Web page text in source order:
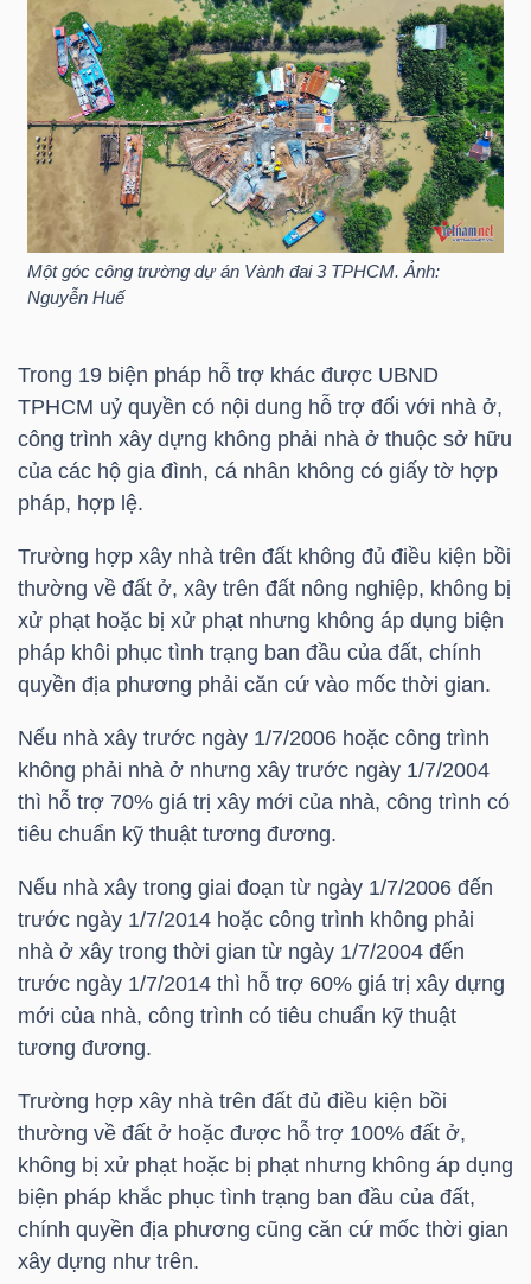
Một góc công trường dự án Vành đai 3 TPHCM. Ảnh:
Nguyễn Huế
Trong 19 biện pháp hỗ trợ khác được UBND
TPHCM uỷ quyền có nội dung hỗ trợ đối với nhà ở,
công trình xây dựng không phải nhà ở thuộc sở hữu
của các hộ gia đình, cá nhân không có giấy tờ hợp
pháp, hợp lệ.
Trường hợp xây nhà trên đất không đủ điều kiện bồi
thường về đất ở, xây trên đất nông nghiệp, không bị
xử phạt hoặc bị xử phạt nhưng không áp dụng biện
pháp khôi phục tình trạng ban đầu của đất, chính
quyền địa phương phải căn cứ vào mốc thời gian.
Nếu nhà xây trước ngày 1/7/2006 hoặc công trình
không phải nhà ở nhưng xây trước ngày 1/7/2004
thì hỗ trợ 70% giá trị xây mới của nhà, công trình có
tiêu chuẩn kỹ thuật tương đương.
Nếu nhà xây trong giai đoạn từ ngày 1/7/2006 đến
trước ngày 1/7/2014 hoặc công trình không phải
nhà ở xây trong thời gian từ ngày 1/7/2004 đến
trước ngày 1/7/2014 thì hỗ trợ 60% giá trị xây dựng
mới của nhà, công trình có tiêu chuẩn kỹ thuật
tương đương.
Trường hợp xây nhà trên đất đủ điều kiện bồi
thường về đất ở hoặc được hỗ trợ 100% đất ở,
không bị xử phạt hoặc bị phạt nhưng không áp dụng
biện pháp khắc phục tình trạng ban đầu của đất,
chính quyền địa phương cũng căn cứ mốc thời gian
xây dựng như trên.
ĐÔNG
DƯƠNG
TÀI
CHÍNH
CÁ
NHÂN
PHÂN
TÍCH
VIETSTOCKFINANCE
VĨ
MÔ
NGÀNH
DOANH
NGHIỆP
CỔ
PHIẾU
PHÁI
SINH
TRÁI